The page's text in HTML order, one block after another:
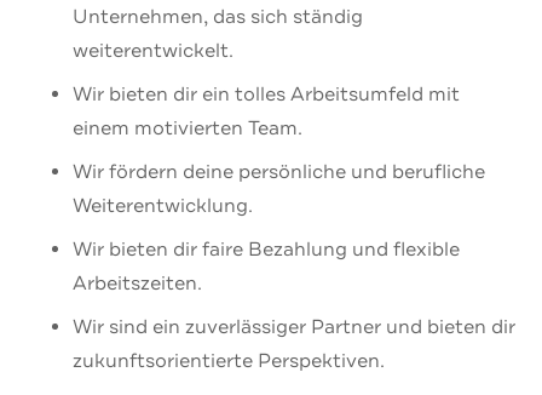
Unternehmen, das sich ständig
weiterentwickelt.
Wir bieten dir ein tolles Arbeitsumfeld mit
einem motivierten Team.
Wir fördern deine persönliche und berufliche
Weiterentwicklung.
Wir bieten dir faire Bezahlung und flexible
Arbeitszeiten.
Wir sind ein zuverlässiger Partner und bieten dir
zukunftsorientierte Perspektiven.